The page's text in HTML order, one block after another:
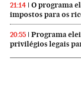
21:14
O programa
impostos para os
20:55
Programa
privilégios legais